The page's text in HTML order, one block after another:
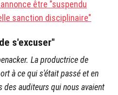
être "suspendu
sanction disciplinaire"
s'excuser"
La productrice de
à ce qui s'était passéet en
des auditeurs qui nous avaient